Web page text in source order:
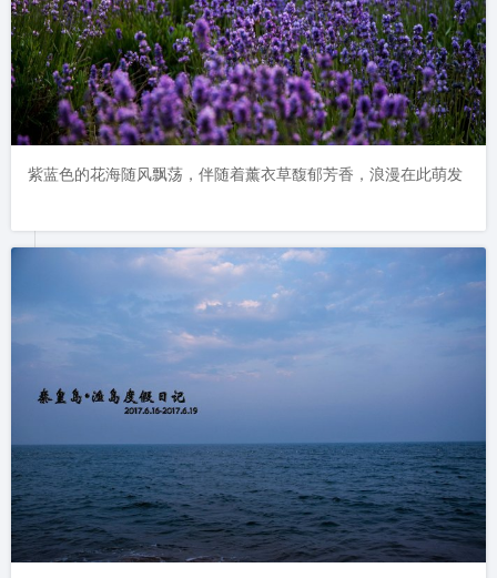
紫蓝色的花海随风飘荡，伴随着薰衣草馥郁芳香，浪漫在此萌发